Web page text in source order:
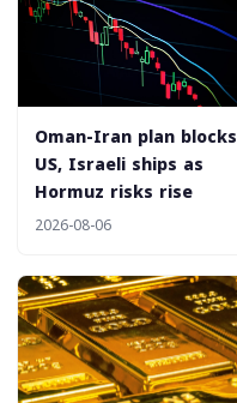
Oman-Iran plan blocks
US, Israeli ships as
Hormuz risks rise
2026-08-06